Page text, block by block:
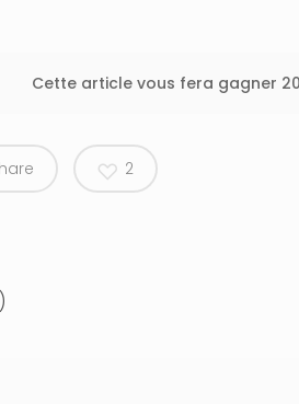
Cette article vous fera gagner
2